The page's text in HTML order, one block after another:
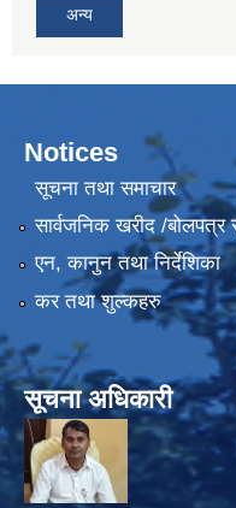
अन्य
Notices
सूचना तथा समाचार
सार्वजनिक खरीद /बोलपत्र
एन, कानुन तथा निर्देशिका
कर तथा शुल्कहरु
सूचना अधिकारी